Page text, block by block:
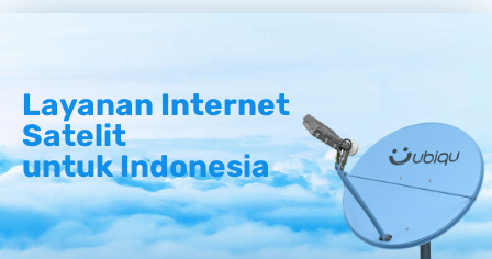
Layanan Internet
Satelit
untuk Indonesia